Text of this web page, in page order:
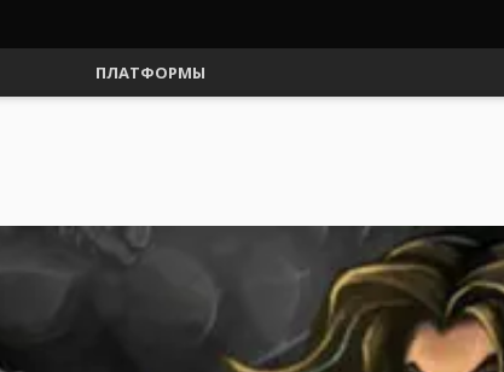
ПЛАТФОРМЫ